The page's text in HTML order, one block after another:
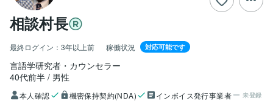
相談村長
最終ログイン： 3年以上前 稼働状況 対応可能です
言語学研究者・カウンセラー
40代前半
男性
本人確認 機密保持契約(NDA) インボイス発行事業者 未登録